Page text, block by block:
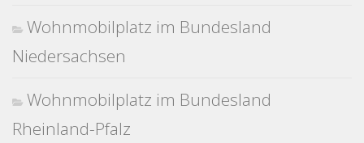
Wohnmobilplatz im Bundesland
Niedersachsen
Wohnmobilplatz im Bundesland
Rheinland-Pfalz